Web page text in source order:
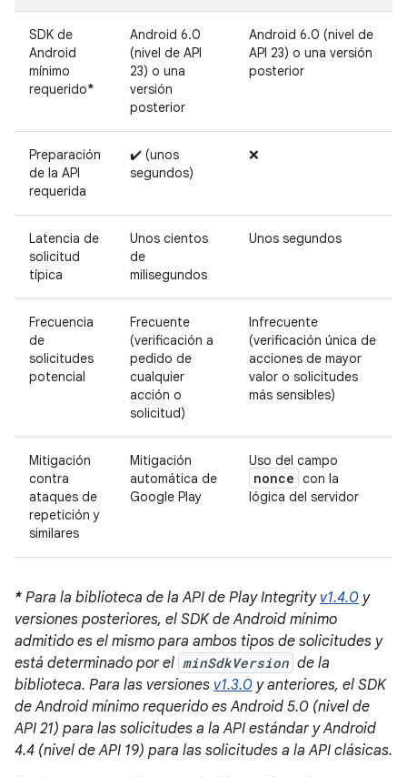
SDK de
Android
mínimo
requerido*
Android 6.0
(nivel de API
23) o una
versión
posterior
Android 6.0 (nivel de
API 23) o una versión
posterior
Preparación
de la API
requerida
✔️ (unos
segundos)
❌
Latencia de
solicitud
típica
Unos cientos
de
milisegundos
Unos segundos
Frecuencia
de
solicitudes
potencial
Frecuente
(verificación a
pedido de
cualquier
acción o
solicitud)
Infrecuente
(verificación única de
acciones de mayor
valor o solicitudes
más sensibles)
Mitigación
contra
ataques de
repetición y
similares
Mitigación
automática de
Google Play
Uso del campo
nonce con la
lógica del servidor
* Para la biblioteca de la API de Play Integrity v1.4.0 y
versiones posteriores, el SDK de Android mínimo
admitido es el mismo para ambos tipos de solicitudes y
está determinado por el minSdkVersion de la
biblioteca. Para las versiones v1.3.0 y anteriores, el SDK
de Android mínimo requerido es Android 5.0 (nivel de
API 21) para las solicitudes a la API estándar y Android
4.4 (nivel de API 19) para las solicitudes a la API clásicas.